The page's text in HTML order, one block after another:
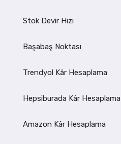
Stok Devir Hızı
Başabaş Noktası
Trendyol Kâr Hesaplama
Hepsiburada Kâr Hesaplama
Amazon Kâr Hesaplama